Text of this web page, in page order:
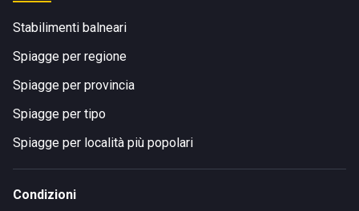
Stabilimenti balneari
Spiagge per regione
Spiagge per provincia
Spiagge per tipo
Spiagge per località più popolari
Condizioni